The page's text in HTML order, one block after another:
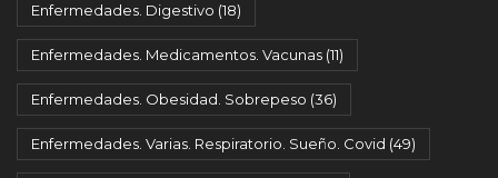
Enfermedades. Digestivo (18)
Enfermedades. Medicamentos. Vacunas (11)
Enfermedades. Obesidad. Sobrepeso (36)
Enfermedades. Varias. Respiratorio. Sueño. Covid (49)